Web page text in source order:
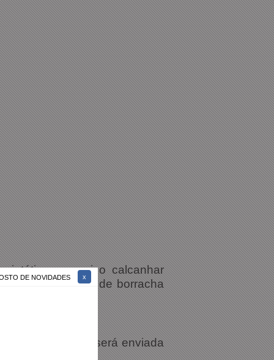
DE NOVIDADES
possui o calcanhar
Solado de borracha
A Nota Fiscal será enviada